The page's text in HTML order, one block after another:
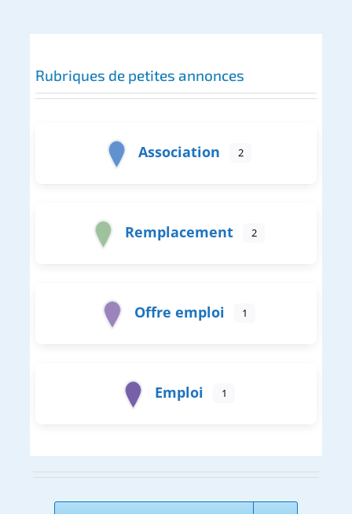
Rubriques de petites annonces
Association 2
Remplacement 2
Offre emploi 1
Emploi 1